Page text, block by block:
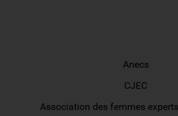
Anecs
CJEC
Association des femmes